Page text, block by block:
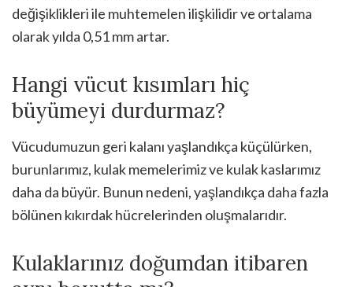
değişiklikleri ile muhtemelen ilişkilidir ve ortalama
olarak yılda 0,51 mm artar.
Hangi vücut kısımları hiç
büyümeyi durdurmaz?
Vücudumuzun geri kalanı yaşlandıkça küçülürken,
burunlarımız, kulak memelerimiz ve kulak kaslarımız
daha da büyür. Bunun nedeni, yaşlandıkça daha fazla
bölünen kıkırdak hücrelerinden oluşmalarıdır.
Kulaklarınız doğumdan itibaren